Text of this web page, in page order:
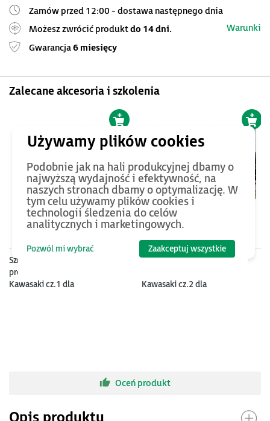
Zamów przed 12:00 - dostawa następnego dnia
Możesz zwrócić produktdo 14 dni.
Warunki
Gwarancja6 miesięcy
Zalecane akcesoria i szkolenia
Szkolenie z obsługi i
programowania robotów
Kawasaki cz.1 dla
4750PLN
Szkolenie z obsługi i
Kawasaki cz.2 dla
Oceń produkt
Podobnie jak na hali produkcyjnej dbamy o
najwyższą wydajność i efektywność, na
naszych stronach dbamy o optymalizację. W
tym celu używamy plików cookies i
technologii śledzenia do celów
analitycznych i marketingowych.
Pozwól mi wybrać Zaakceptuj wszystkie